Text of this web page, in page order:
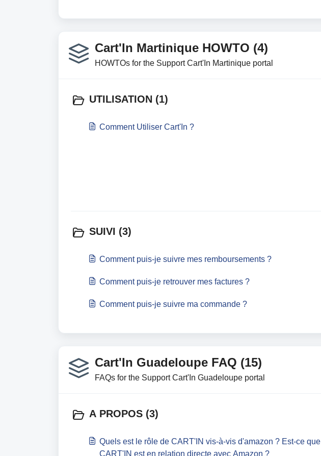
Cart'In Martinique HOWTO (4)
HOWTOs for the Support Cart'In Martinique portal
UTILISATION (1)
Comment Utiliser Cart'In ?
SUIVI (3)
Comment puis-je suivre mes remboursements ?
Comment puis-je retrouver mes factures ?
Comment puis-je suivre ma commande ?
Cart'In Guadeloupe FAQ (15)
FAQs for the Support Cart'In Guadeloupe portal
A PROPOS (3)
Quels est le rôle de CART'IN vis-à-vis d'amazon ? Est-ce que
CART'IN est en relation directe avec Amazon ?